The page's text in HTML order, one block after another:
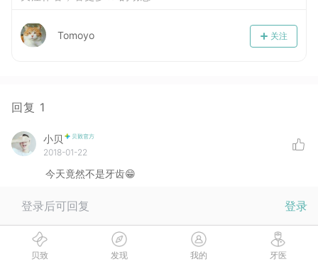
关注
Tomoyo
回复 1
小贝
2018-01-22
今天竟然不是牙齿😁
Tomoyo
小贝
回复Tomoyo : 被安利了
登录后可回复 登录
贝致 发现 我的 牙医